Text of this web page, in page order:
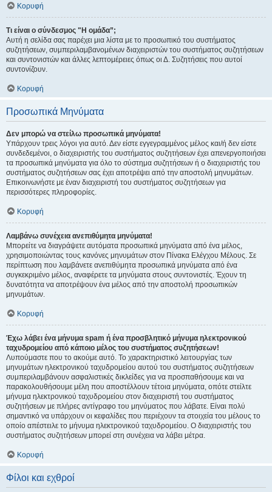
Κορυφή
Τι είναι ο σύνδεσμος "Η ομάδα”;
Αυτή η σελίδα σας παρέχει μια λίστα με το προσωπικό του συστήματος
συζητήσεων, συμπεριλαμβανομένων διαχειριστών του συστήματος συζητήσεων
και συντονιστών και άλλες λεπτομέρειες όπως οι Δ. Συζητήσεις που αυτοί
συντονίζουν.
Κορυφή
Προσωπικά Μηνύματα
Δεν μπορώ να στείλω προσωπικά μηνύματα!
Υπάρχουν τρεις λόγοι για αυτό. Δεν είστε εγγεγραμμένος μέλος και/ή δεν είστε
συνδεδεμένοι, ο διαχειριστής του συστήματος συζητήσεων έχει απενεργοποιήσει
τα προσωπικά μηνύματα για όλο το σύστημα συζητήσεων ή ο διαχειριστής του
συστήματος συζητήσεων σας έχει αποτρέψει από την αποστολή μηνυμάτων.
Επικοινωνήστε με έναν διαχειριστή του συστήματος συζητήσεων για
περισσότερες πληροφορίες.
Κορυφή
Λαμβάνω συνέχεια ανεπιθύμητα μηνύματα!
Μπορείτε να διαγράψετε αυτόματα προσωπικά μηνύματα από ένα μέλος,
χρησιμοποιώντας τους κανόνες μηνυμάτων στον Πίνακα Ελέγχου Μέλους. Σε
περίπτωση που λαμβάνετε ανεπιθύμητα προσωπικά μηνύματα από ένα
συγκεκριμένο μέλος, αναφέρετε τα μηνύματα στους συντονιστές. Έχουν τη
δυνατότητα να αποτρέψουν ένα μέλος από την αποστολή προσωπικών
μηνυμάτων.
Κορυφή
Έχω λάβει ένα μήνυμα spam ή ένα προσβλητικό μήνυμα ηλεκτρονικού
ταχυδρομείου από κάποιο μέλος του συστήματος συζητήσεων!
Λυπούμαστε που το ακούμε αυτό. Το χαρακτηριστικό λειτουργίας των
μηνυμάτων ηλεκτρονικού ταχυδρομείου αυτού του συστήματος συζητήσεων
συμπεριλαμβάνουν ασφαλιστικές δικλείδες για να προσπαθήσουμε και να
παρακολουθήσουμε μέλη που αποστέλλουν τέτοια μηνύματα, οπότε στείλτε
μήνυμα ηλεκτρονικού ταχυδρομείου στον διαχειριστή του συστήματος
συζητήσεων με πλήρες αντίγραφο του μηνύματος που λάβατε. Είναι πολύ
σημαντικό να υπάρχουν οι κεφαλίδες που περιέχουν τα στοιχεία του μέλους το
οποίο απέστειλε το μήνυμα ηλεκτρονικού ταχυδρομείου. Ο διαχειριστής του
συστήματος συζητήσεων μπορεί στη συνέχεια να λάβει μέτρα.
Κορυφή
Φίλοι και εχθροί